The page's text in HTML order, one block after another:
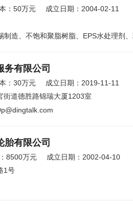
：50万元
成立日期：2004-02-11
制造、不饱和聚脂树脂、EPS水处理剂
务有限公司
：30万元
成立日期：2019-11-11
街道德胜路锦瑞大厦1203室
胎有限公司
8500万元
成立日期：2002-04-10
1号